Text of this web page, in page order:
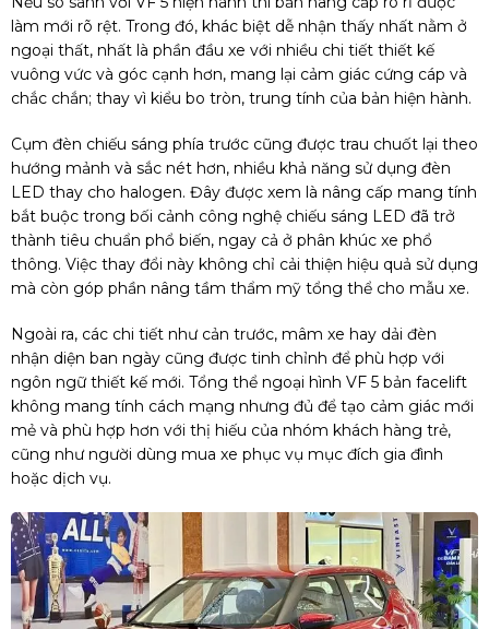
làm mới rõ rệt. Trong đó, khác biệt dễ nhận thấy nhất nằm ở
ngoại thất, nhất là phần đầu xe với nhiều chi tiết thiết kế
vuông vức và góc cạnh hơn, mang lại cảm giác cứng cáp và
chắc chắn; thay vì kiểu bo tròn, trung tính của bản hiện hành.
Cụm đèn chiếu sáng phía trước cũng được trau chuốt lại theo
hướng mảnh và sắc nét hơn, nhiều khả năng sử dụng đèn
LED thay cho halogen. Đây được xem là nâng cấp mang tính
bắt buộc trong bối cảnh công nghệ chiếu sáng LED đã trở
thành tiêu chuẩn phổ biến, ngay cả ở phân khúc xe phổ
thông. Việc thay đổi này không chỉ cải thiện hiệu quả sử dụng
mà còn góp phần nâng tầm thẩm mỹ tổng thể cho mẫu xe.
Ngoài ra, các chi tiết như cản trước, mâm xe hay dải đèn
nhận diện ban ngày cũng được tinh chỉnh để phù hợp với
ngôn ngữ thiết kế mới. Tổng thể ngoại hình VF 5 bản facelift
không mang tính cách mạng nhưng đủ để tạo cảm giác mới
mẻ và phù hợp hơn với thị hiếu của nhóm khách hàng trẻ,
cũng như người dùng mua xe phục vụ mục đích gia đình
hoặc dịch vụ.